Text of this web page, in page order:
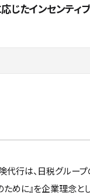
じたインセンティ
行は、日税グループ
めに』を企業理念と